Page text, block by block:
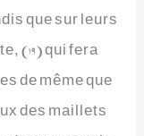
que sur leurs
(19) qui fera
de même que
des maillets